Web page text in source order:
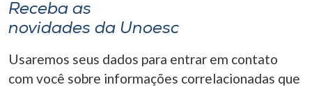
Receba as
novidades da Unoesc
Usaremos seus dados para entrar em contato
com você sobre informações correlacionadas que